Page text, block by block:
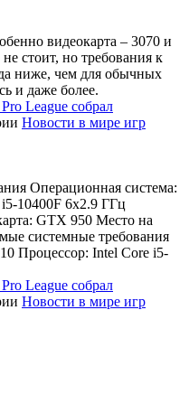
видеокарта – 3070 и
стоит, но требования к
ниже, чем для обычных
и даже более.
League собрал
Новости в мире игр
Операционная система:
10400F 6x2.9 ГГц
GTX 950 Место на
системные требования
Процессор: Intel Core i5-
League собрал
Новости в мире игр